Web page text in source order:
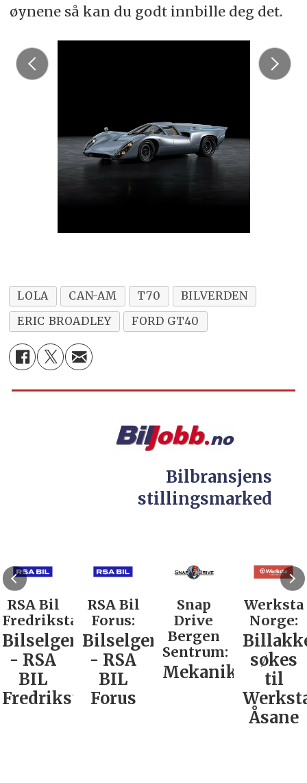
øynene så kan du godt innbille deg det.
LOLA CAN-AM T70
BILVERDEN
ERIC BROADLEY
FORD GT40
Bilbransjens
stillingsmarked
RSA Bil
Fredrikstad:
Bilselger
- RSA
BIL
Fredrikstad
RSA Bil
Forus:
Bilselger
- RSA
BIL
Forus
Snap
Drive
Bergen
Sentrum:
Mekaniker
Werksta
Norge:
søkes
til
Åsane